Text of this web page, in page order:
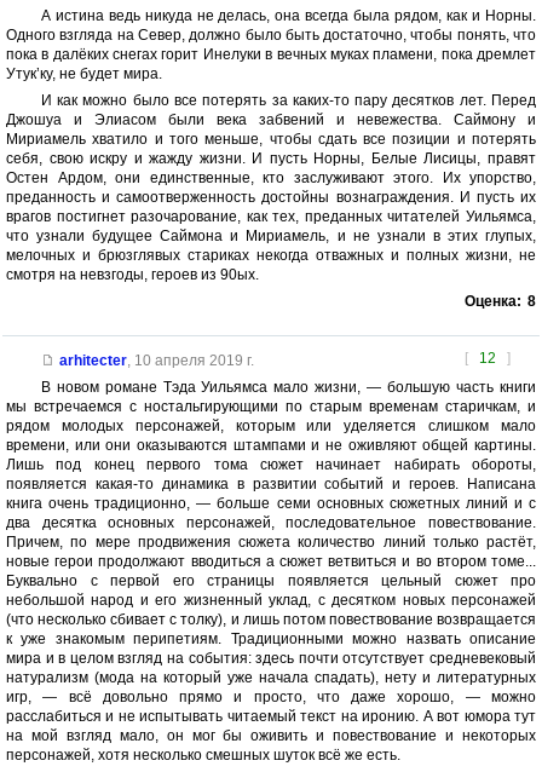
А истина ведь никуда не делась, она всегда была рядом, как и Норны.
Одного взгляда на Север, должно было быть достаточно, чтобы понять, что
пока в далёких снегах горит Инелуки в вечных муках пламени, пока дремлет
Утук’ку, не будет мира.
И как можно было все потерять за каких-то пару десятков лет. Перед
Джошуа и Элиасом были века забвений и невежества. Саймону и
Мириамель хватило и того меньше, чтобы сдать все позиции и потерять
себя, свою искру и жажду жизни. И пусть Норны, Белые Лисицы, правят
Остен Ардом, они единственные, кто заслуживают этого. Их упорство,
преданность и самоотверженность достойны вознаграждения. И пусть их
врагов постигнет разочарование, как тех, преданных читателей Уильямса,
что узнали будущее Саймона и Мириамель, и не узнали в этих глупых,
мелочных и брюзглявых стариках некогда отважных и полных жизни, не
смотря на невзгоды, героев из 90ых.
Оценка: 8
[ 12 ]
arhitecter, 10 апреля 2019 г.
В новом романе Тэда Уильямса мало жизни, — большую часть книги
мы встречаемся с ностальгирующими по старым временам старичкам, и
рядом молодых персонажей, которым или уделяется слишком мало
времени, или они оказываются штампами и не оживляют общей картины.
Лишь под конец первого тома сюжет начинает набирать обороты,
появляется какая-то динамика в развитии событий и героев. Написана
книга очень традиционно, — больше семи основных сюжетных линий и с
два десятка основных персонажей, последовательное повествование.
Причем, по мере продвижения сюжета количество линий только растёт,
новые герои продолжают вводиться а сюжет ветвиться и во втором томе...
Буквально с первой его страницы появляется цельный сюжет про
небольшой народ и его жизненный уклад, с десятком новых персонажей
(что несколько сбивает с толку), и лишь потом повествование возвращается
к уже знакомым перипетиям. Традиционными можно назвать описание
мира и в целом взгляд на события: здесь почти отсутствует средневековый
натурализм (мода на который уже начала спадать), нету и литературных
игр, — всё довольно прямо и просто, что даже хорошо, — можно
расслабиться и не испытывать читаемый текст на иронию. А вот юмора тут
на мой взгляд мало, он мог бы оживить и повествование и некоторых
персонажей, хотя несколько смешных шуток всё же есть.